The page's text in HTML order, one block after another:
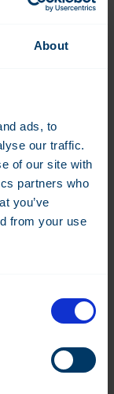
About
ads, to
our traffic.
of our site with
partners who
you’ve
from your use